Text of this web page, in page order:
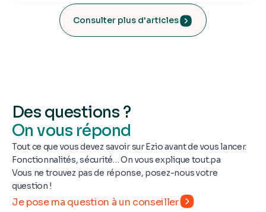
dépenses faites pour le jeune confié devient un
marqueur qualité explicite des futurs contrôles
départementaux et appels d'offres.
Consulter plus d'articles
Des questions ?
On vous répond
Tout ce que vous devez savoir sur Ezio avant de vous lancer.
Fonctionnalités, sécurité… On vous explique tout.pa
Vous ne trouvez pas de réponse, posez-nous votre
question !
Je pose ma question à un conseiller